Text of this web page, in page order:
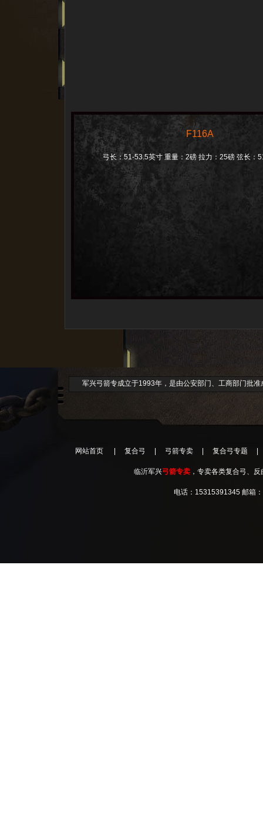
F116A
弓长：51-53.5英寸 重量：2磅 拉力：25磅 弦长：
军兴弓箭专成立于1993年，是由公安部门、工商部门批
网站首页 复合弓 弓箭专卖 复合弓专题
临沂军兴弓箭专卖 ，专卖各类复合弓、
电话：15315391345 邮箱